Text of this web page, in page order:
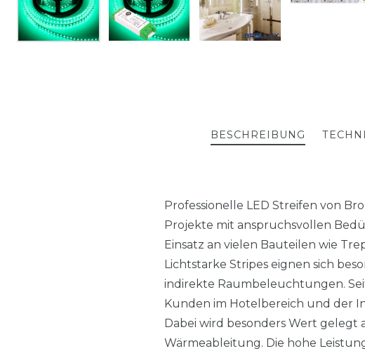
BESCHREIBUNG
Professionelle LED Streifen von
Projekte mit anspruchsvollen
Einsatz an vielen Bauteilen wie
Lichtstarke Stripes eignen sich
indirekte Raumbeleuchtungen.
Kunden im Hotelbereich und der
Dabei wird besonders Wert
Wärmeableitung. Die hohe